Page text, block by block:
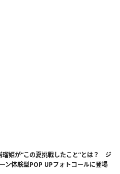
瑠姫が“この夏挑戦したこと”とは？ ジ
ン体験型POP UPフォトコールに登場